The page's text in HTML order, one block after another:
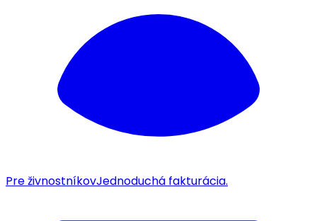
Pre živnostníkovJednoduchá fakturácia.